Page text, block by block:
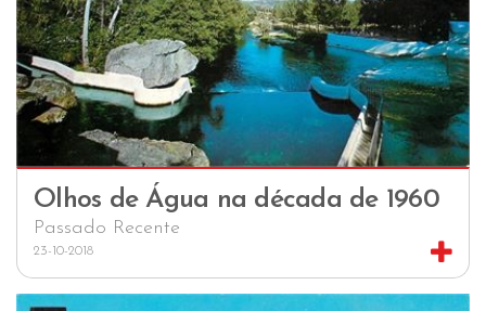
Olhos de Água na década de 1960
Passado Recente
23-10-2018